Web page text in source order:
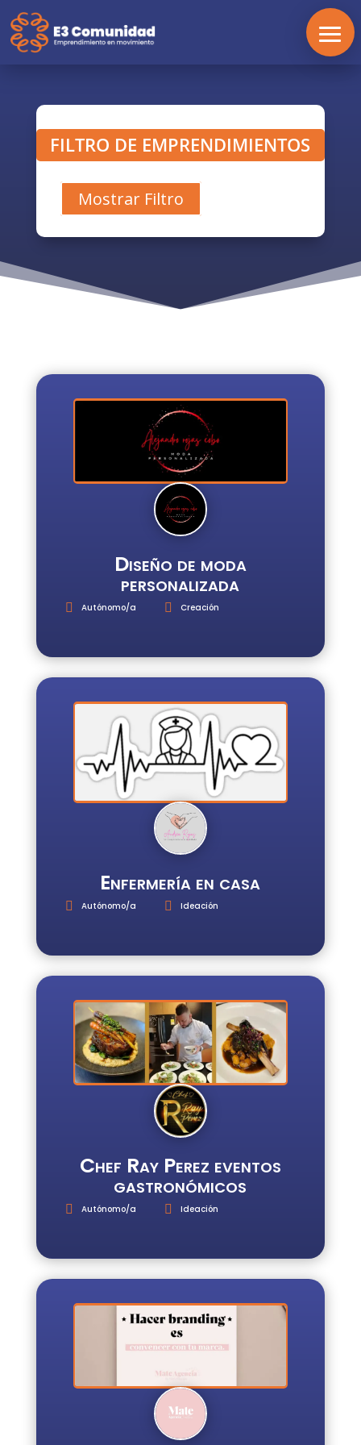
REGISTRO
FILTRO DE EMPRENDIMIENTOS
Mostrar Filtro
Diseño de moda
personalizada
Autónomo/a Creación
Enfermería en casa
Autónomo/a Ideación
Chef Ray Perez eventos
gastronómicos
Autónomo/a Ideación